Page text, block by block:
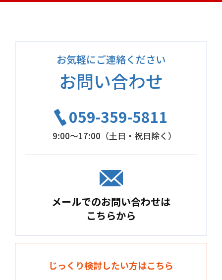
お気軽にご連絡ください
お問い合わせ
059-359-5811
9:00～17:00（土日・祝日除く）
メールでのお問い合わせは
こちらから
じっくり検討したい方はこちら